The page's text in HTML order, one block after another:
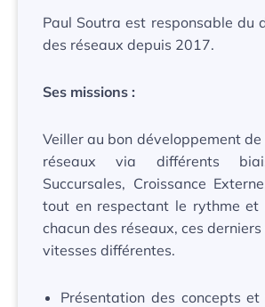
Paul Soutra est responsable du
des réseaux depuis 2017.
Ses missions :
Veiller au bon développement de
réseaux via différents
Succursales, Croissance
tout en respectant le rythme et
chacun des réseaux, ces
vitesses différentes.
Présentation des concepts